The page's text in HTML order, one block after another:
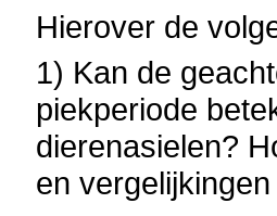
Hierover de
1) Kan de
piekperiode
dierenasielen?
en